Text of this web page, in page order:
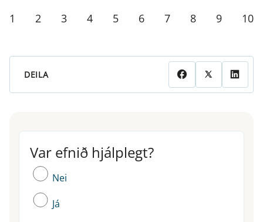
1 2 3 4 5 6 7 8 9 10
DEILA
Var efnið hjálplegt?
Var efnið hjálplegt?
Nei
Já